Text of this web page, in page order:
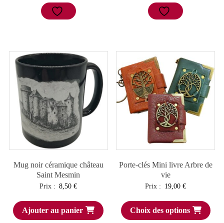
Mug noir céramique château
Saint Mesmin
Prix : 8,50€
Ajouter au panier
Porte-clés Mini livre Arbre de
vie
Prix : 19,00€
Choix des options